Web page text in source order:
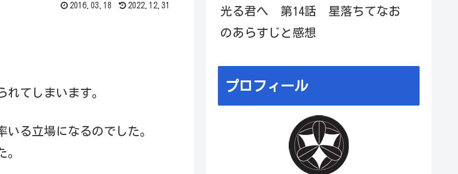
2016.03.18 2022.12.31
てしまいます。
る立場になるのでした。
光る君へ 第14話 星落ちてなお
のあらすじと感想
プロフィール